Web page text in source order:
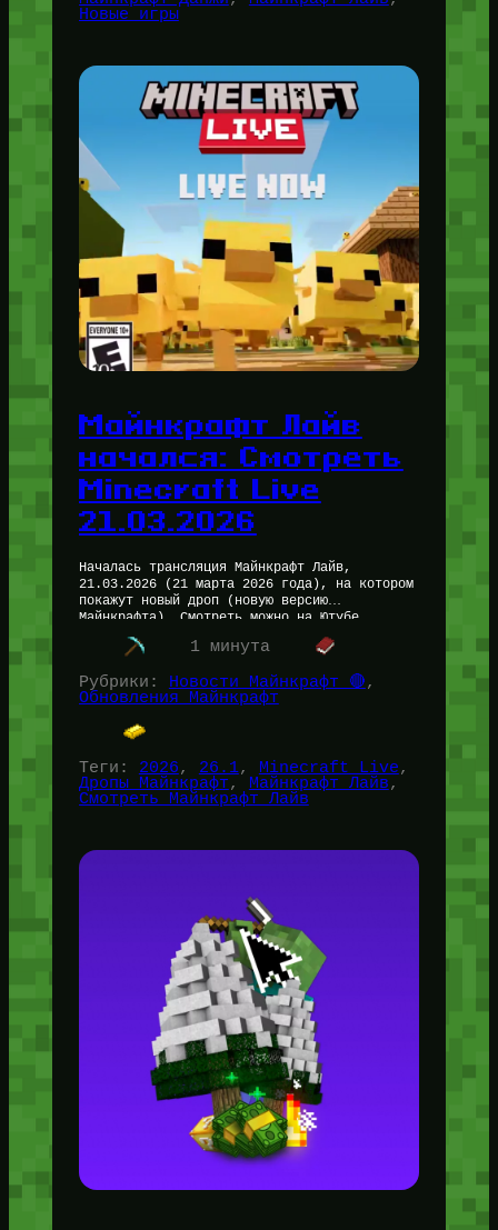
Новые игры
Майнкрафт Лайв
начался: Смотреть
Minecraft Live
21.03.2026
Началась трансляция Майнкрафт Лайв,
21.03.2026 (21 марта 2026 года), на котором
покажут новый дроп (новую версию
Майнкрафта). Смотреть можно на Ютубе
(официальном канале Minecraft) — клик. Если
у Вас не…
1 минута
Рубрики:
Новости Майнкрафт 🔴
Обновления Майнкрафт
Теги: 2026, 26.1, Minecraft Live
Дропы Майнкрафт, Майнкрафт Лайв
Смотреть Майнкрафт Лайв